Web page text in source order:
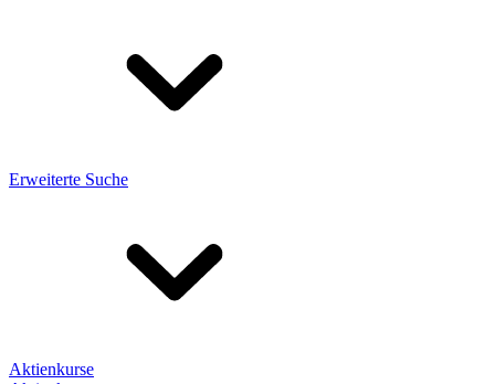
Erweiterte Suche
Aktienkurse